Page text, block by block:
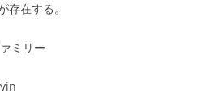
存在する。
ミリー